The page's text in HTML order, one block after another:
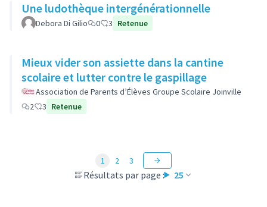
Une ludothèque intergénérationnelle
Debora Di Gilio 0 3 Retenue
Mieux vider son assiette dans la cantine
scolaire et lutter contre le gaspillage
Association de Parents d’Élèves Groupe Scolaire Joinville
2
3 Retenue
Résultats par page : 25
1 2 3